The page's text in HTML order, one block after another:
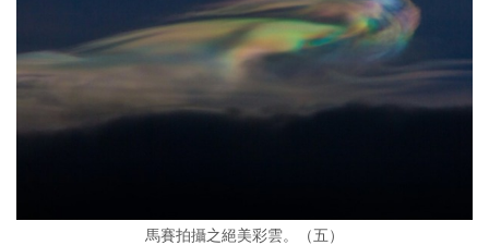
馬賽拍攝之絕美彩雲。（五）